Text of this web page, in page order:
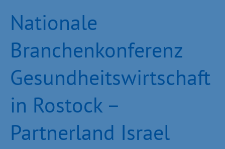
Nationale
Branchenkonferenz
Gesundheitswirtschaft
in Rostock –
Partnerland Israel